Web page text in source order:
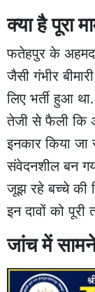
क्या है पूरा
फतेहपुर के
जैसी गंभीर
लिए भर्ती हुआ
तेजी से फैली कि
इनकार किया
संवेदनशील बन
जूझ रहे बच्चे की
इन दावों को
जांच में